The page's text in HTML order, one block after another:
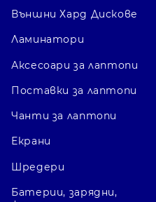
Външни Хард Дискове
Ламинатори
Аксесоари за лаптопи
Поставки за лаптопи
Чанти за лаптопи
Екрани
Шредери
Батерии, зарядни,